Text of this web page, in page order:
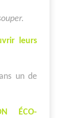
leurs
un de
ÉCO-